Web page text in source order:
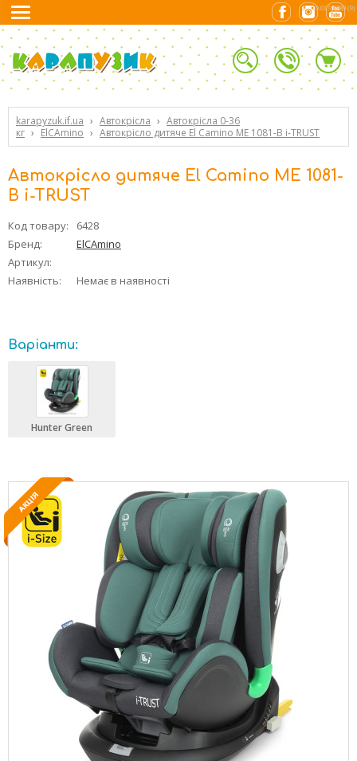
karapyzuk.if.ua › Автокрісла › Автокрісла 0-36
кг › ElCAmino › Автокрісло дитяче El Camino ME 1081-B i-TRUST
Автокрісло дитяче El Camino ME 1081-
B i-TRUST
Код товару:
6428
Бренд:
ElCAmino
Артикул:
Наявність:
Немає в наявності
Варіанти:
Hunter Green
0.01740289 (9)